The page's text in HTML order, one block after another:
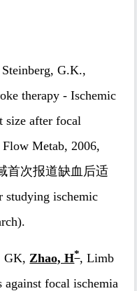
G.K.,
therapy - Ischemic
size after focal
Metab, 2006,
首次报道缺血后适
ischemic
GK, Zhao, H*, Limb
focal ischemia